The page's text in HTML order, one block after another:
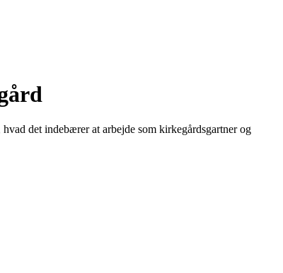
det indebærer at arbejde som kirkegårdsgartner og